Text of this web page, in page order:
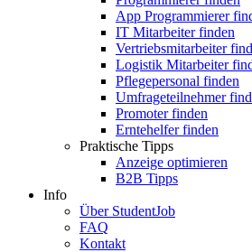
App Programmierer
IT Mitarbeiter finden
Vertriebsmitarbeiter
Logistik Mitarbeiter
Pflegepersonal finden
Umfrageteilnehmer
Promoter finden
Erntehelfer finden
Praktische Tipps
Anzeige optimieren
B2B Tipps
Info
Über StudentJob
FAQ
Kontakt